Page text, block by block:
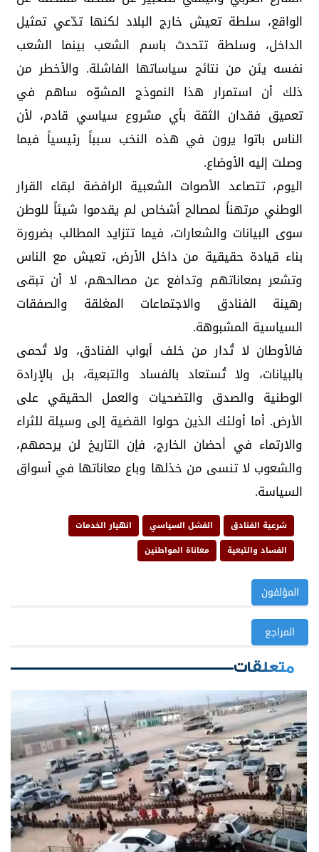
الواقع، سلطة تعيش خارج البلاد لكنها تدّعي تمثيل
الداخل، وسلطة تتحدث باسم الشعب بينما الشعب
نفسه يئن من نتائج سياساتها الفاشلة. والأخطر من
ذلك أن استمرار هذا النموذج المشوّه ساهم في
تعميق فقدان الثقة بأي مشروع سياسي قادم، لأن
الناس باتوا يرون في هذه النخب سبباً رئيسياً فيما
وصلت إليه الأوضاع.
اليوم، تتصاعد الأصوات الشعبية الرافضة لبقاء القرار
الوطني مرتهناً لمصالح أشخاص لم يقدموا شيئاً للوطن
سوى البيانات والشعارات، فيما تتزايد المطالب بضرورة
بناء قيادة حقيقية من داخل الأرض، تعيش مع الناس
وتشعر بمعاناتهم وتدافع عن مصالحهم، لا أن تبقى
رهينة الفنادق والاجتماعات المغلقة والصفقات
السياسية المشبوهة.
فالأوطان لا تُدار من خلف أبواب الفنادق، ولا تُحمى
بالبيانات، ولا تُستعاد بالفساد والتبعية، بل بالإرادة
الوطنية والصدق والتضحيات والعمل الحقيقي على
الأرض. أما أولئك الذين حولوا القضية إلى وسيلة للثراء
والارتماء في أحضان الخارج، فإن التاريخ لن يرحمهم،
والشعوب لا تنسى من خذلها وباع معاناتها في أسواق
السياسة.
شرعية الفنادق الفشل السياسي
انهيار الخدمات
الفساد والتبعية
معاناة المواطنين
المؤلفون
المراجع
متعلقات